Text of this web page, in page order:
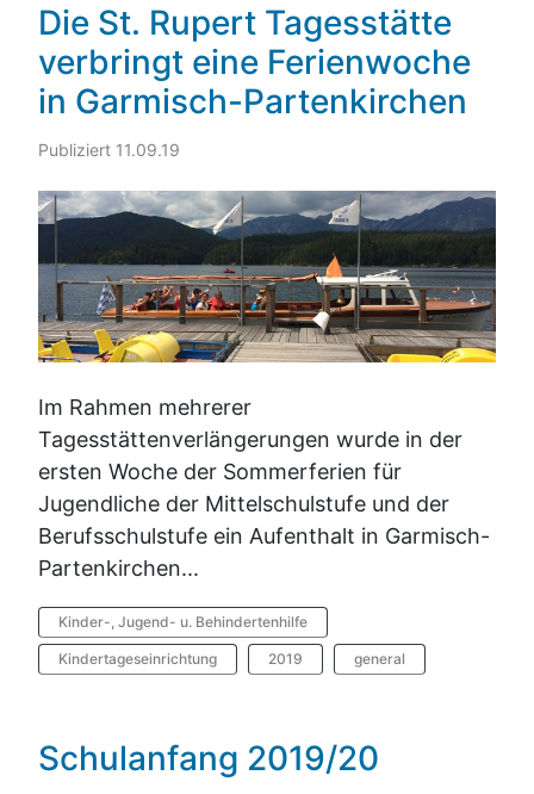
Die St. Rupert Tagesstätte
verbringt eine Ferienwoche
in Garmisch-Partenkirchen
Publiziert 11.09.19
Im Rahmen mehrerer
Tagesstättenverlängerungen wurde in der
ersten Woche der Sommerferien für
Jugendliche der Mittelschulstufe und der
Berufsschulstufe ein Aufenthalt in Garmisch-
Partenkirchen...
Kinder-, Jugend- u. Behindertenhilfe
Kindertageseinrichtung 2019 general
Schulanfang 2019/20